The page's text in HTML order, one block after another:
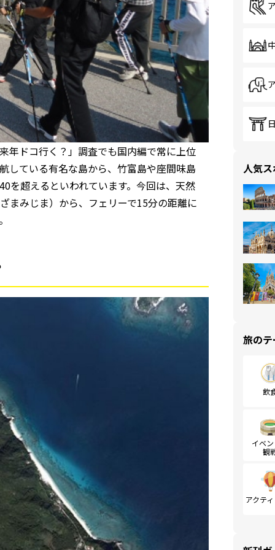
年ドコ行く？」調査でも国内編で常に上位
している有名な島から、竹富島や座間味島
を超えるといわれています。今回は、天然
まみじま）から、フェリーで15分の距離に
人気
旅の
飲
イベ
観
アクテ